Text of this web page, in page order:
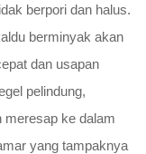
berpori dan halus.
berminyak akan
dan usapan
pelindung,
meresap ke dalam
yang tampaknya